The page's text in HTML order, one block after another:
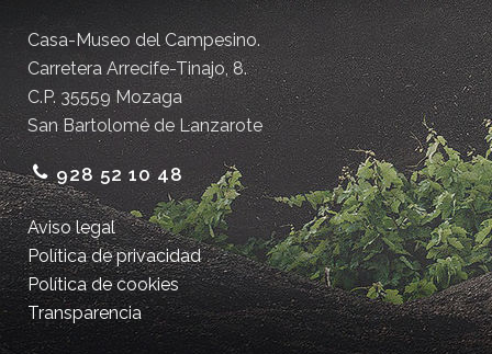
Casa-Museo del Campesino.
Carretera Arrecife-Tinajo, 8.
C.P. 35559 Mozaga
San Bartolomé de Lanzarote
928 52 10 48
Aviso legal
Política de privacidad
Política de cookies
Transparencia